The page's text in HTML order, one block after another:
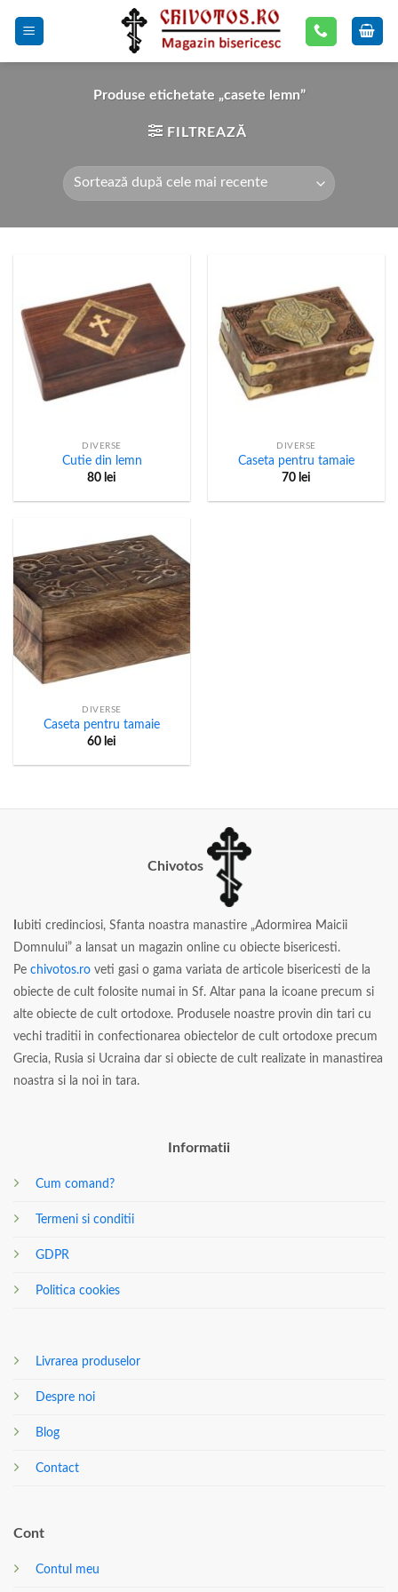
Produse etichetate „casete lemn”
FILTREAZĂ
DIVERSE
Cutie din lemn
80 lei
DIVERSE
Caseta pentru tamaie
70 lei
DIVERSE
Caseta pentru tamaie
60 lei
Chivotos
ubiti credinciosi, Sfanta noastra manastire „Adormirea Maicii
Domnului” a lansat un magazin online cu obiecte bisericesti.
Pe chivotos.ro veti gasi o gama variata de articole bisericesti de la
obiecte de cult folosite numai in Sf. Altar pana la icoane precum si
alte obiecte de cult ortodoxe. Produsele noastre provin din tari cu
vechi traditii in confectionarea obiectelor de cult ortodoxe precum
Grecia, Rusia si Ucraina dar si obiecte de cult realizate in manastirea
noastra si la noi in tara.
Informatii
Cum comand?
Termeni si conditii
GDPR
Politica cookies
Livrarea produselor
Despre noi
Blog
Contact
Cont
Contul meu